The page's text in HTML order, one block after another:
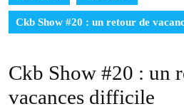
Ckb Show #20 : un retour de
Ckb Show #20 : un
vacances difficile